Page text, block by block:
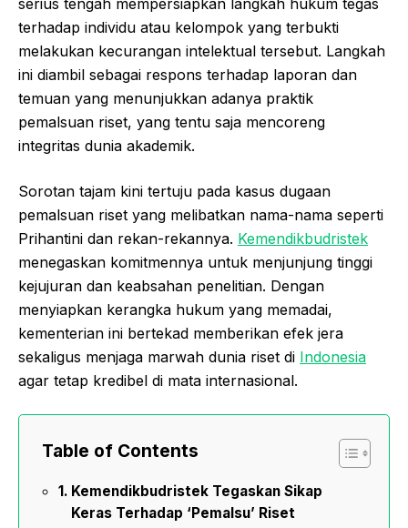
serius tengah mempersiapkan langkah hukum tegas
terhadap individu atau kelompok yang terbukti
melakukan kecurangan intelektual tersebut. Langkah
ini diambil sebagai respons terhadap laporan dan
temuan yang menunjukkan adanya praktik
pemalsuan riset, yang tentu saja mencoreng
integritas dunia akademik.
Sorotan tajam kini tertuju pada kasus dugaan
pemalsuan riset yang melibatkan nama-nama seperti
Prihantini dan rekan-rekannya. Kemendikbudristek
menegaskan komitmennya untuk menjunjung tinggi
kejujuran dan keabsahan penelitian. Dengan
menyiapkan kerangka hukum yang memadai,
kementerian ini bertekad memberikan efek jera
sekaligus menjaga marwah dunia riset di Indonesia
agar tetap kredibel di mata internasional.
Table of Contents
Kemendikbudristek Tegaskan Sikap
Keras Terhadap ‘Pemalsu’ Riset